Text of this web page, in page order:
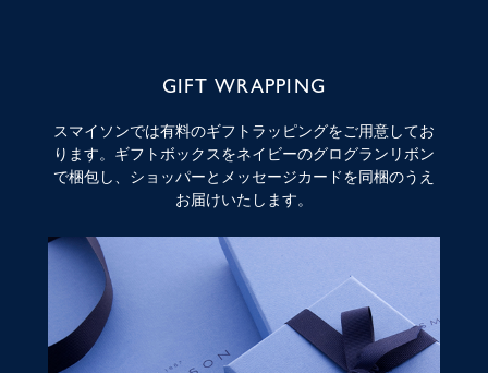
GIFT WRAPPING
スマイソンでは有料のギフトラッピングをご用意してお
ります。ギフトボックスをネイビーのグログランリボン
で梱包し、ショッパーとメッセージカードを同梱のうえ
お届けいたします。